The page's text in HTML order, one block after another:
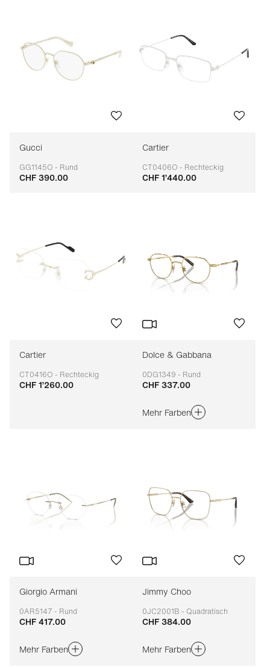
Gucci
GG1145O - Rund
Anpassbar
CHF 390.00
Cartier
CT0406O - Rechteckig
Anpassbar
CHF 1’440.00
Cartier
CT0416O - Rechteckig
Anpassbar
CHF 1’260.00
Dolce & Gabbana
0DG1349 - Rund
Anpassbar
CHF 337.00
Mehr Farben
Giorgio Armani
0AR5147 - Rund
Anpassbar
CHF 417.00
Mehr Farben
Jimmy Choo
0JC2001B - Quadratisch
Anpassbar
CHF 384.00
Mehr Farben